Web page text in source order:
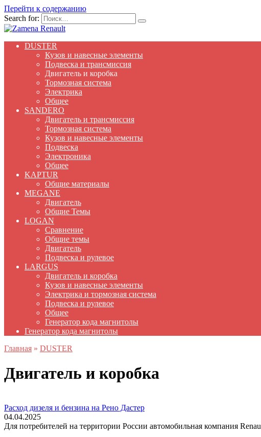
Перейти к содержанию
Search for:
DUSTER
Кузов и навесные элементы
Подвеска и трансмиссия
Двигатель и коробка
Тормозная система
Электрика
Общее
SANDERO
Двигатель и трансмиссия
Тормозная система
Кузов и навесные элементы
Подвеска
Электроника
Общее
KAPTUR
Общие материалы
MEGANE
Двигатель
Общие Темы
LOGAN
Сравнение
Общие темы
Двигатель
Подвеска и рулевое
LARGUS
Двигатель и коробка
Кузов и навесные элементы
Электрика и тормозная система
Подвеска и рулевое
Общее
Генератор кода магнитолы
Генератор кода магнитолы
Главная » DUSTER
Двигатель и коробка
Расход дизеля и бензина на Рено Дастер
04.04.2025
Для потребителей на территории России автомобильная компания